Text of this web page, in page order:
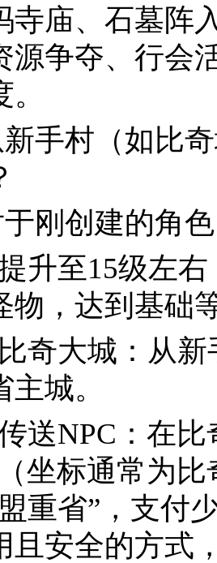
寺庙、石墓
源争夺、行会
手村（如比
刚创建的角
升至15级左
物，达到基础
奇大城：从
城。
送NPC：在
坐标通常为
重省”，支付
且安全的方式